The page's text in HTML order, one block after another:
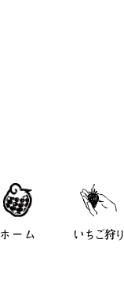
ホーム いちご狩り